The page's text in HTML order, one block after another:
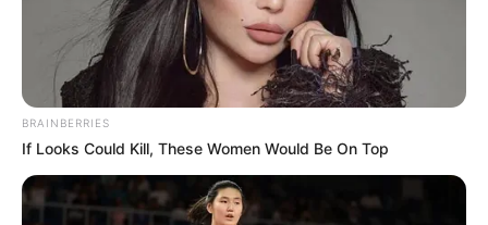
BRAINBERRIES
If Looks Could Kill, These Women Would Be On Top